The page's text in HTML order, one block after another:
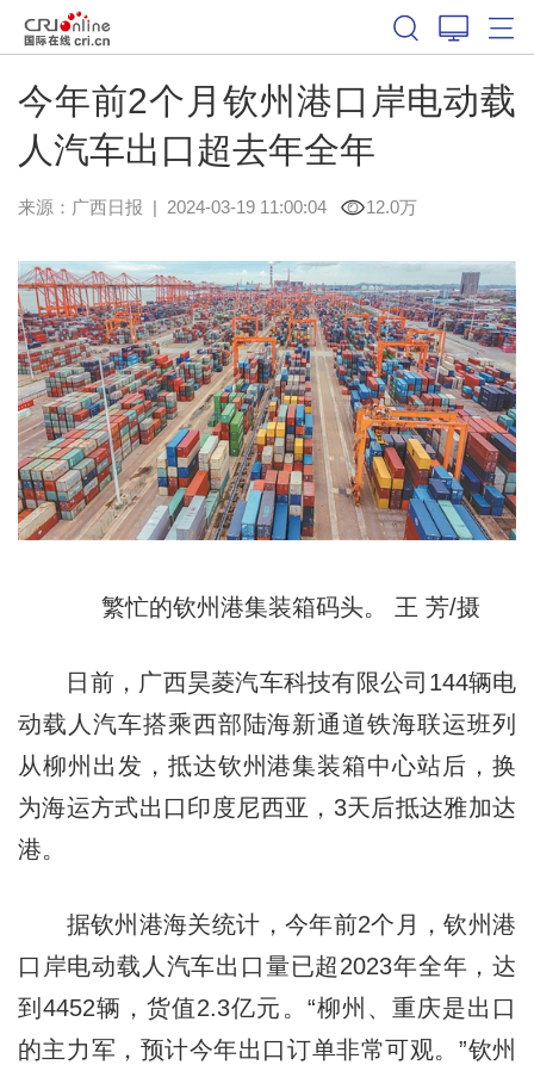
今年前2个月钦州港口岸电动载
人汽车出口超去年全年
来源： 广西日报 | 2024-03-19 11:00:04 12.0万
繁忙的钦州港集装箱码头。 王 芳/摄
日前，广西昊菱汽车科技有限公司144辆电
动载人汽车搭乘西部陆海新通道铁海联运班列
从柳州出发，抵达钦州港集装箱中心站后，换
为海运方式出口印度尼西亚，3天后抵达雅加达
港。
据钦州港海关统计，今年前2个月，钦州港
口岸电动载人汽车出口量已超2023年全年，达
到4452辆，货值2.3亿元。“柳州、重庆是出口
的主力军，预计今年出口订单非常可观。”钦州